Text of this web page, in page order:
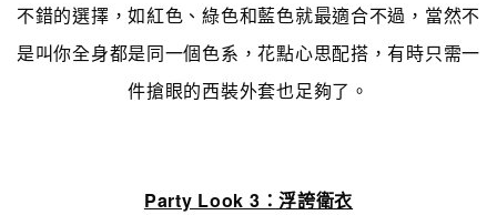
不錯的選擇，如紅色、綠色和藍色就最適合不過，當然不
是叫你全身都是同一個色系，花點心思配搭，有時只需一
件搶眼的西裝外套也足夠了。
Party Look 3：浮誇衛衣